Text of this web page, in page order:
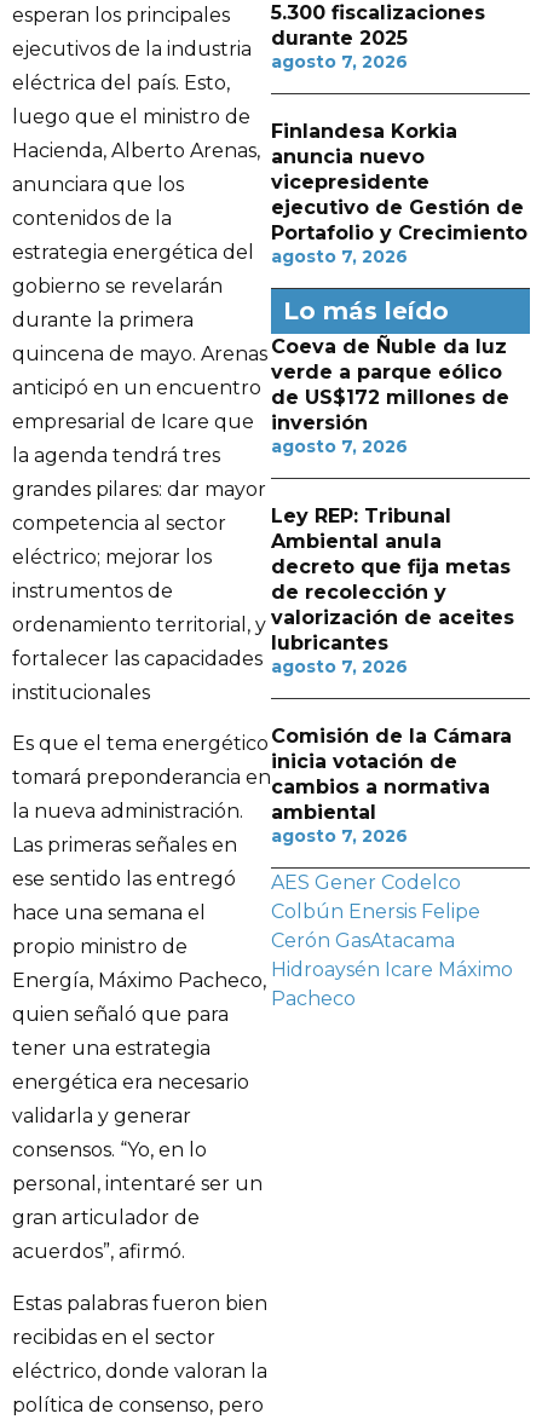
esperan los principales
ejecutivos de la industria
eléctrica del país. Esto,
luego que el ministro de
Hacienda, Alberto Arenas,
anunciara que los
contenidos de la
estrategia energética del
gobierno se revelarán
durante la primera
quincena de mayo. Arenas
anticipó en un encuentro
empresarial de Icare que
la agenda tendrá tres
grandes pilares: dar mayor
competencia al sector
eléctrico; mejorar los
instrumentos de
ordenamiento territorial, y
fortalecer las capacidades
institucionales
Es que el tema energético
tomará preponderancia en
la nueva administración.
Las primeras señales en
ese sentido las entregó
hace una semana el
propio ministro de
Energía, Máximo Pacheco,
quien señaló que para
tener una estrategia
energética era necesario
validarla y generar
consensos. “Yo, en lo
personal, intentaré ser un
gran articulador de
acuerdos”, afirmó.
Estas palabras fueron bien
recibidas en el sector
eléctrico, donde valoran la
política de consenso, pero
5.300 fiscalizaciones
durante 2025
agosto 7, 2026
Finlandesa Korkia
anuncia nuevo
vicepresidente
ejecutivo de Gestión de
Portafolio y Crecimiento
agosto 7, 2026
Lo más leído
Coeva de Ñuble da luz
verde a parque eólico
de US$172 millones de
inversión
agosto 7, 2026
Ley REP: Tribunal
Ambiental anula
decreto que fija metas
de recolección y
valorización de aceites
lubricantes
agosto 7, 2026
Comisión de la Cámara
inicia votación de
cambios a normativa
ambiental
agosto 7, 2026
AES Gener Codelco
Colbún Enersis Felipe
Cerón GasAtacama
Hidroaysén Icare Máximo
Pacheco